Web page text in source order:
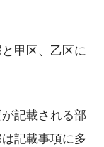
甲区、乙区に
記載される部
記載事項に多